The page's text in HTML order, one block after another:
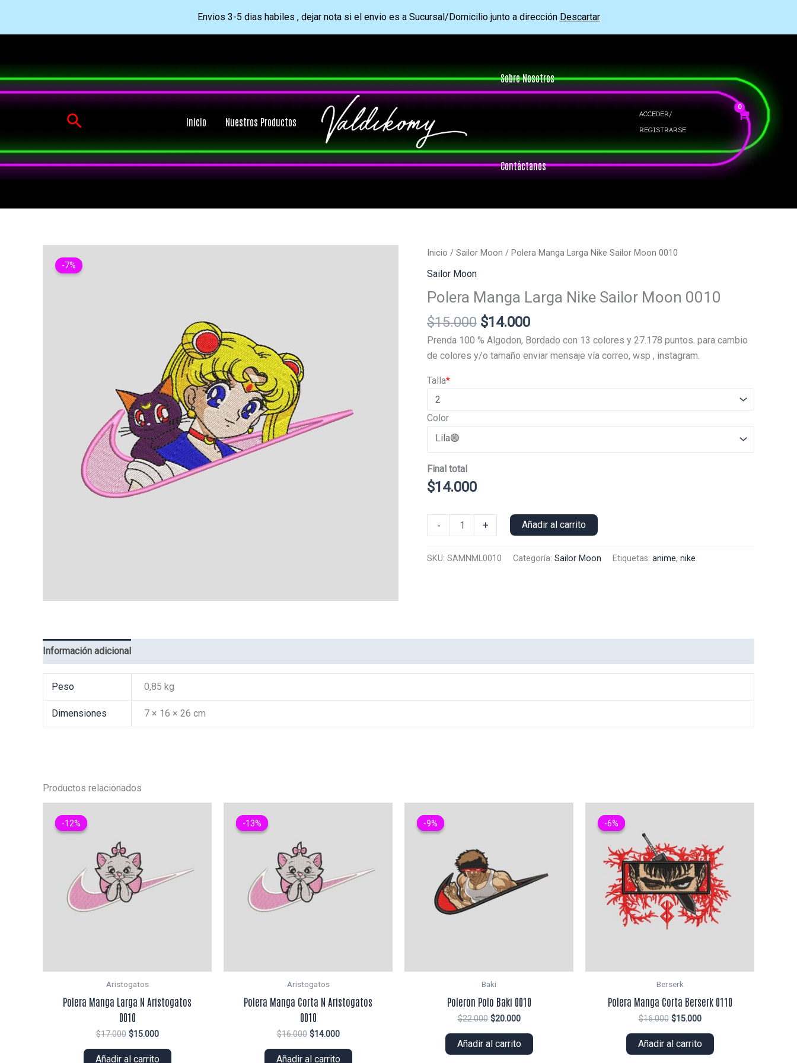
Envios 3-5 dias habiles , dejar nota si el envio es a Sucursal/Domicilio junto a dirección Descartar
contenido
Buscar Inicio Nuestros Productos
Sobre Nosotros
Contáctanos
ACCEDER/
REGISTRARSE
-7%
Inicio / Sailor Moon / Polera Manga Larga Nike Sailor Moon 0010
Sailor Moon
Polera Manga Larga Nike Sailor Moon 0010
$15.000 El
precio
original
$14.000El
precio
actual
Prenda 100 % Algodon, Bordado con 13 colores y 27.178 puntos. para cambio
de colores y/o tamaño enviar mensaje vía correo, wsp , instagram.
*
Talla
Color
Final total
$14.000
-
Manga
Larga
+ Añadir al carrito
SKU: SAMNML0010 Categoría: Sailor Moon Etiquetas: anime, nike
Información adicional
Peso 0,85 kg
Dimensiones 7 × 16 × 26 cm
Productos relacionados
-12%
-12%
Aristogatos
Polera Manga Larga N Aristogatos
0010
$17.000 El
original
$15.000El
actual
Añadir al carrito
-13%
-13%
Aristogatos
Polera Manga Corta N Aristogatos
0010
$16.000 El
original
$14.000El
actual
Añadir al carrito
-9%
-9%
Baki
Poleron Polo Baki 0010
$22.000 El
original
era:
$20.000El
actual
es:
Añadir al carrito
-6%
-6%
Berserk
Polera Manga Corta Berserk 0110
$16.000 El
original
era:
$15.000El
actual
es:
Añadir al carrito